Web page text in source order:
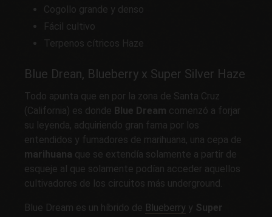
Cogollo grande y denso
Fácil cultivo
Terpenos cítricos Haze
Blue Drean, Blueberry x Super Silver Haze
Todo apunta que en por la zona de Santa Cruz
(California) es donde Blue Dream comenzó a forjar
su leyenda, adquiriendo gran fama por los
entendidos y fumadores de marihuana, una cepa de
marihuana que se extendía solamente a partir de
esqueje al que solamente podían acceder aquellos
cultivadores de los circuitos más underground.
Blue Dream es un híbrido de Blueberry y Super